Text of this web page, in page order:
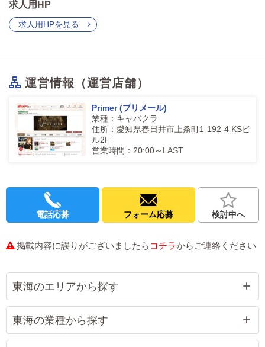
求人用HP
求人用HPを見る
運営情報（運営店舗）
Primer (プリメール)
業種：キャバクラ
住所：愛知県春日井市上条町1-192-4 KSビ
ル2F
営業時間：20:00～LAST
電話応募 フォーム応募 検討中へ
掲載内容に誤りがございましたら コチラからご連絡ください
東海のエリアから探す
東海の業種から探す